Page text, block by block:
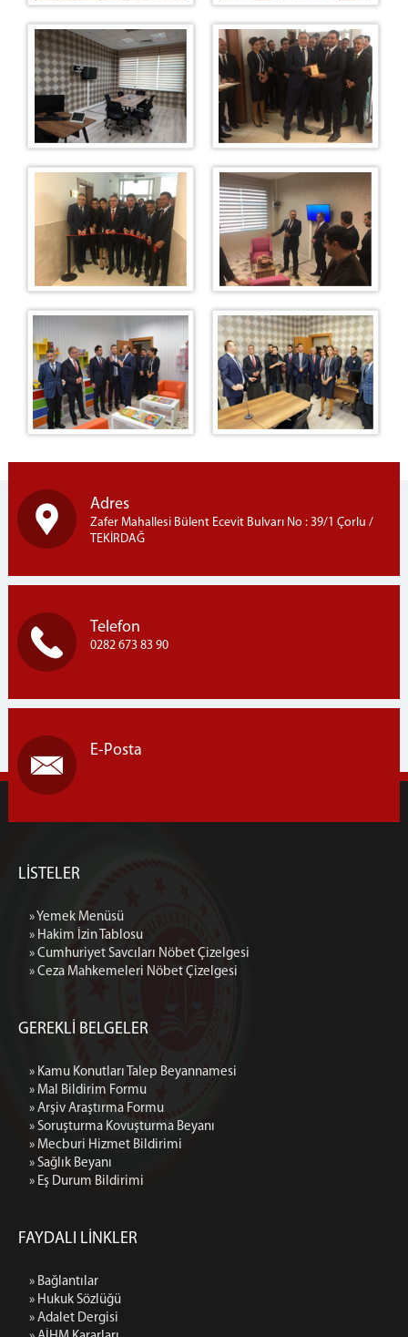
Adres
Zafer Mahallesi Bülent Ecevit Bulvarı No : 39/1 Çorlu /
TEKİRDAĞ
Telefon
0282 673 83 90
E-Posta
LİSTELER
» Yemek Menüsü
» Hakim İzin Tablosu
» Cumhuriyet Savcıları Nöbet Çizelgesi
» Ceza Mahkemeleri Nöbet Çizelgesi
GEREKLİ BELGELER
» Kamu Konutları Talep Beyannamesi
» Mal Bildirim Formu
» Arşiv Araştırma Formu
» Soruşturma Kovuşturma Beyanı
» Mecburi Hizmet Bildirimi
» Sağlık Beyanı
» Eş Durum Bildirimi
FAYDALI LİNKLER
» Bağlantılar
» Hukuk Sözlüğü
» Adalet Dergisi